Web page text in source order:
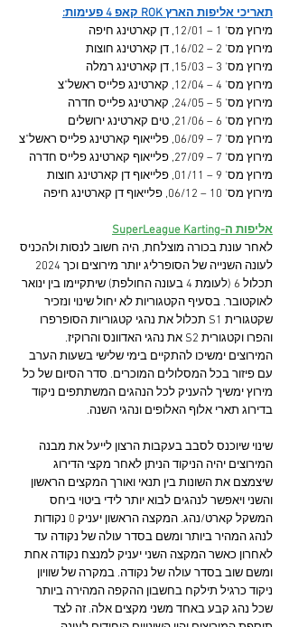
תאריכי אליפות הארץ ROK קאפ 4 פעימות:
מירוץ מס' 1 – 12/01, דן קארטינג חיפה
מירוץ מס' 2 – 16/02, דן קארטינג חוצות
מירוץ מס' 3 – 15/03, דן קארטינג רמלה
מירוץ מס' 4 – 12/04, קארטינג פלייס ראשל"צ
מירוץ מס' 5 – 24/05, קארטינג פלייס חדרה
מירוץ מס' 6 – 21/06, טים קארטינג ירושלים
מירוץ מס' 7 – 06/09, פלייאוף קארטינג פלייס ראשל"צ
מירוץ מס' 7 – 27/09, פלייאוף קארטינג פלייס חדרה
מירוץ מס' 9 – 01/11, פלייאוף דן קארטינג חוצות
מירוץ מס' 10 – 06/12, פלייאוף דן קארטינג חיפה
אליפות ה-SuperLeague Karting
לאחר עונת בכורה מוצלחת, היה חשוב לנסות ולהכניס
תכלול 6 (לעומת 4 בעונה החולפת) שיתקיימו בין ינואר
לאוקטובר. בסעיף הקטגוריות לא יחול שינוי ונזכיר
שקטגורית S1 תכלול את נהגי קטגוריות הסופרפרו
והפרו וקטגורית S2 את נהגי האדוונס והרוקיז.
המירוצים ימשיכו להתקיים בימי שלישי בשעות הערב
עם פיזור בכל המסלולים המוכרים. סדר הסיום של כל
מירוץ ימשיך להעניק לכל הנהגים המשתתפים ניקוד
בדירוג תארי אלוף האלופים ונהגי השנה.
שינוי שיוכנס לסבב בעקבות הרצון לייעל את מבנה
המירוצים יהיה הניקוד הניתן לאחר מקצי הדירוג
שיצמצם את השונות בין תנאי ואורך המקצים הראשון
והשני ויאפשר לנהגים לבוא יותר לידי ביטוי ביחס
המשקל קארט/נהג. המקצה הראשון יעניק 0 נקודות
לנהג המהיר ביותר ומשם בסדר עולה של נקודה עד
לאחרון כאשר המקצה השני יעניק למנצח נקודה אחת
ומשם שוב בסדר עולה של נקודה. במקרה של שוויון
ניקוד כרגיל תילקח בחשבון ההקפה המהירה ביותר
שכל נהג קבע באחד משני מקצים אלה. זה לצד